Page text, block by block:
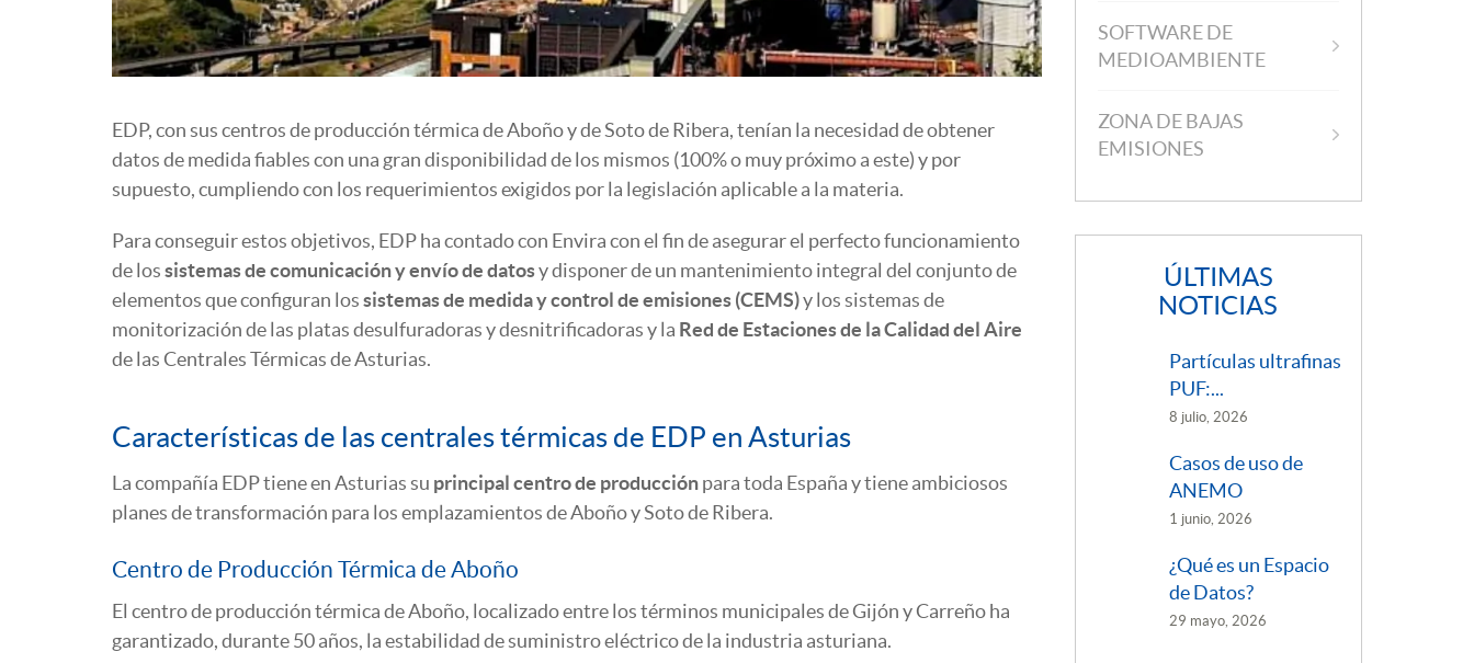
EDP, con sus centros de producción térmica de Aboño y de Soto de Ribera, tenían la necesidad de obtener
datos de medida fiables con una gran disponibilidad de los mismos (100% o muy próximo a este) y por
supuesto, cumpliendo con los requerimientos exigidos por la legislación aplicable a la materia.
Para conseguir estos objetivos, EDP ha contado con Envira con el fin de asegurar el perfecto funcionamiento
de lossistemas de comunicación y envío de datosy disponer de un mantenimiento integral del conjunto de
elementos que configuran lossistemas de medida y control de emisiones (CEMS)y los sistemas de
monitorización de las platas desulfuradoras y desnitrificadoras y la Red de Estaciones de la Calidad del Aire
de las Centrales Térmicas de Asturias.
Características de las centrales térmicas de EDP en Asturias
La compañía EDP tiene en Asturias su principal centro de producciónpara toda España y tiene ambiciosos
planes de transformación para los emplazamientos de Aboño y Soto de Ribera.
Centro de Producción Térmica de Aboño
El centro de producción térmica de Aboño, localizado entre los términos municipales de Gijón y Carreño ha
garantizado, durante 50 años, la estabilidad de suministro eléctrico de la industria asturiana.
SOFTWARE DE
MEDIOAMBIENTE
ZONA DE BAJAS
EMISIONES
ÚLTIMAS
NOTICIAS
Partículas ultrafinas
PUF:...
8 julio, 2026
Casos de uso de
ANEMO
1 junio, 2026
¿Qué es un Espacio
de Datos?
29 mayo, 2026